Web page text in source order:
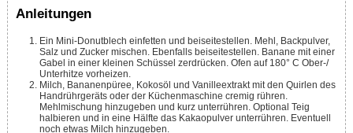
Anleitungen
Ein Mini-Donutblech einfetten und beiseitestellen. Mehl, Backpulver,
Salz und Zucker mischen. Ebenfalls beiseitestellen. Banane mit einer
Gabel in einer kleinen Schüssel zerdrücken. Ofen auf 180° C Ober-/
Unterhitze vorheizen.
Milch, Bananenpüree, Kokosöl und Vanilleextrakt mit den Quirlen des
Handrührgeräts oder der Küchenmaschine cremig rühren.
Mehlmischung hinzugeben und kurz unterrühren. Optional Teig
halbieren und in eine Hälfte das Kakaopulver unterrühren. Eventuell
noch etwas Milch hinzugeben.